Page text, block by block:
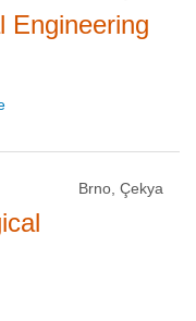
Engineering
Brno, Çekya